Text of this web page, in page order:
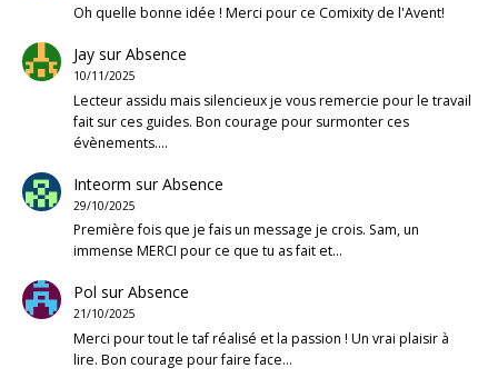
Oh quelle bonne idée ! Merci pour ce Comixity de l'Avent!
JaysurAbsence
10/11/2025
Lecteur assidu mais silencieux je vous remercie pour le travail
fait sur ces guides. Bon courage pour surmonter ces
évènements.…
Inteorm surAbsence
29/10/2025
Première fois que je fais un message je crois. Sam, un
immense MERCI pour ce que tu as fait et…
Pol surAbsence
21/10/2025
Merci pour tout le taf réalisé et la passion ! Un vrai plaisir à
lire. Bon courage pour faire face…